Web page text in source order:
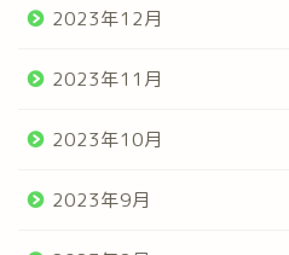
2023年12月
2023年11月
2023年10月
2023年9月